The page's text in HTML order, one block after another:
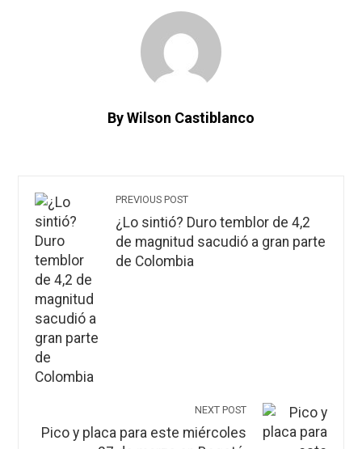
By Wilson Castiblanco
PREVIOUS POST
¿Lo sintió? Duro temblor de 4,2
de magnitud sacudió a gran parte
de Colombia
NEXT POST
Pico y placa para este miércoles